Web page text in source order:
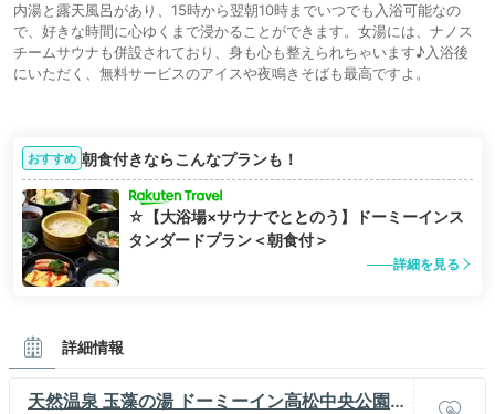
内湯と露天風呂があり、15時から翌朝10時までいつでも入浴可能なの
で、好きな時間に心ゆくまで浸かることができます。女湯には、ナノス
チームサウナも併設されており、身も心も整えられちゃいます♪入浴後
にいただく、無料サービスのアイスや夜鳴きそばも最高ですよ。
おすすめ 朝食付きならこんなプランも！
☆【大浴場×サウナでととのう】ドーミーインス
タンダードプラン＜朝食付＞
詳細を見る
詳細情報
天然温泉 玉藻の湯 ドーミーイン高松中央公園